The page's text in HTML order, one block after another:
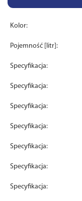
Kolor:
Pojemność [litr]:
Specyfikacja:
Specyfikacja:
Specyfikacja:
Specyfikacja:
Specyfikacja:
Specyfikacja:
Specyfikacja: